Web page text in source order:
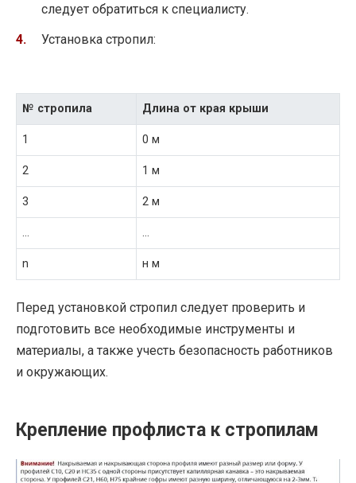
следует обратиться к специалисту.
Установка стропил:
№ стропила Длина от края крыши
1 0 м
2 1 м
3 2 м
… …
n н м
Перед установкой стропил следует проверить и
подготовить все необходимые инструменты и
материалы, а также учесть безопасность работников
и окружающих.
Крепление профлиста к стропилам